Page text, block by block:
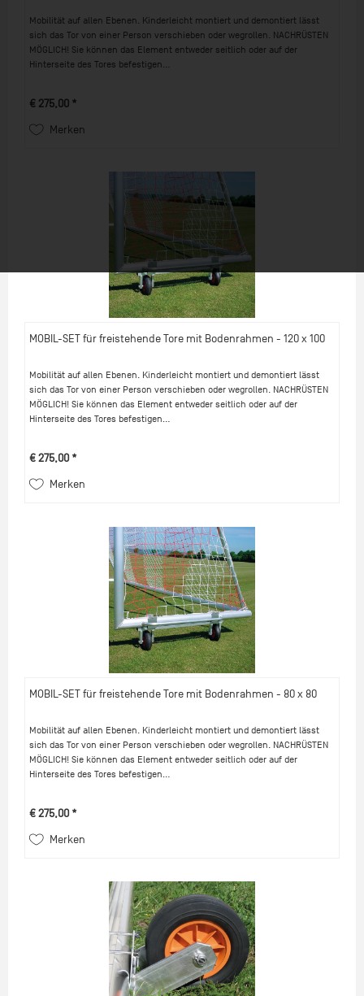
Mobilität auf allen Ebenen. Kinderleicht montiert und demontiert lässt
sich das Tor von einer Person verschieben oder wegrollen. NACHRÜSTEN
MÖGLICH! Sie können das Element entweder seitlich oder auf der
Hinterseite des Tores befestigen...
€ 275,00 *
Merken
MOBIL-SET für freistehende Tore mit Bodenrahmen - 120 x 100
Mobilität auf allen Ebenen. Kinderleicht montiert und demontiert lässt
sich das Tor von einer Person verschieben oder wegrollen. NACHRÜSTEN
MÖGLICH! Sie können das Element entweder seitlich oder auf der
Hinterseite des Tores befestigen...
€ 275,00 *
Merken
MOBIL-SET für freistehende Tore mit Bodenrahmen - 80 x 80
Mobilität auf allen Ebenen. Kinderleicht montiert und demontiert lässt
sich das Tor von einer Person verschieben oder wegrollen. NACHRÜSTEN
MÖGLICH! Sie können das Element entweder seitlich oder auf der
Hinterseite des Tores befestigen...
€ 275,00 *
Merken